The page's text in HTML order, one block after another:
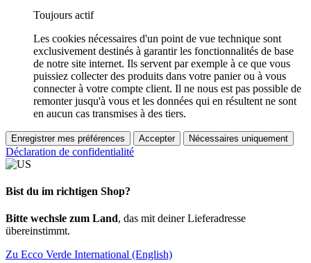
Toujours actif
Les cookies nécessaires d'un point de vue technique sont
exclusivement destinés à garantir les fonctionnalités de base
de notre site internet. Ils servent par exemple à ce que vous
puissiez collecter des produits dans votre panier ou à vous
connecter à votre compte client. Il ne nous est pas possible de
remonter jusqu'à vous et les données qui en résultent ne sont
en aucun cas transmises à des tiers.
Enregistrer mes préférences Accepter Nécessaires uniquement
Déclaration de confidentialité
Bist du im richtigen Shop?
Bitte wechsle zum Land, das mit deiner Lieferadresse
übereinstimmt.
Zu Ecco Verde International (English)